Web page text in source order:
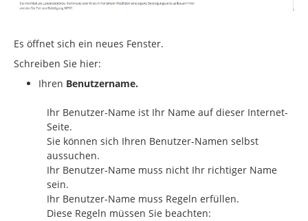
Es öffnet sich ein neues Fenster.
Schreiben Sie hier:
Ihren Benutzername.
Ihr Benutzer-Name ist Ihr Name auf dieser Internet-
Seite.
Sie können sich Ihren Benutzer-Namen selbst
aussuchen.
Ihr Benutzer-Name muss nicht Ihr richtiger Name
sein.
Ihr Benutzer-Name muss Regeln erfüllen.
Diese Regeln müssen Sie beachten: